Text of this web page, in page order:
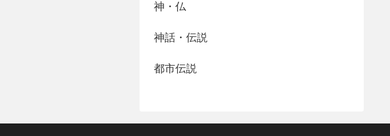
神・仏
神話・伝説
都市伝説